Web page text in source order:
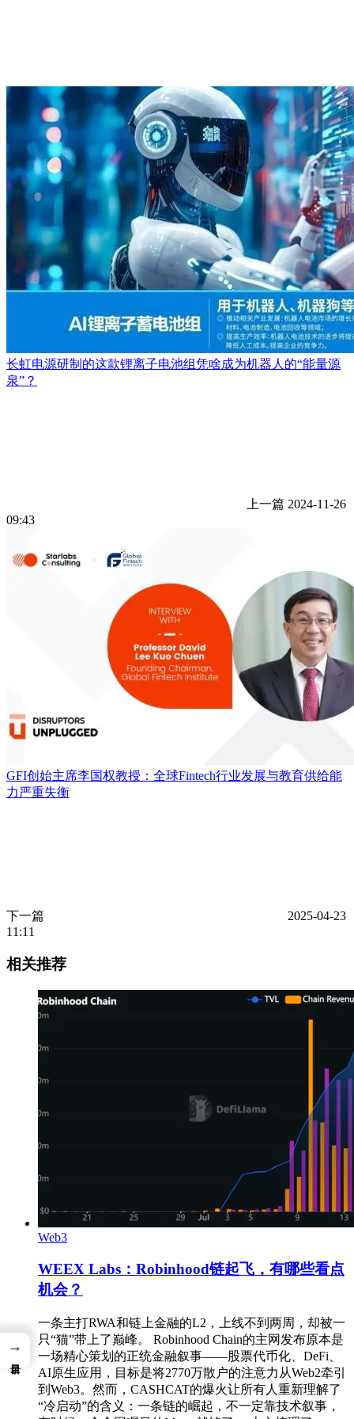
长虹电源研制的这款锂离子电池组凭啥成为机器人的“能量源
泉”？
上一篇 2024-11-26
09:43
GFI创始主席李国权教授：全球Fintech行业发展与教育供给能
力严重失衡
下一篇
2025-04-23
11:11
相关推荐
Web3
WEEX Labs：Robinhood链起飞，有哪些看点
机会？
一条主打RWA和链上金融的L2，上线不到两周，却被一
只“猫”带上了巅峰。 Robinhood Chain的主网发布原本是
一场精心策划的正统金融叙事——股票代币化、DeFi、
AI原生应用，目标是将2770万散户的注意力从Web2牵引
到Web3。然而，CASHCAT的爆火让所有人重新理解了
“冷启动”的含义：一条链的崛起，不一定靠技术叙事，
→